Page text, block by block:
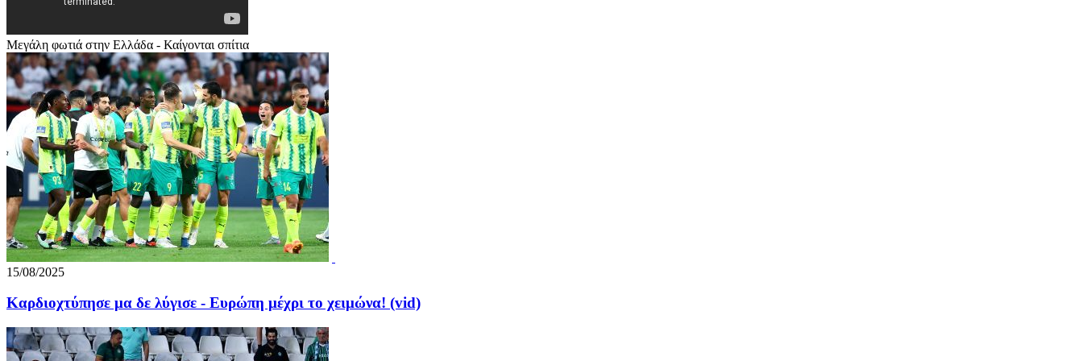
Μεγάλη φωτιά στην Ελλάδα - Καίγονται σπίτια
15/08/2025
Καρδιοχτύπησε μα δε λύγισε - Ευρώπη μέχρι το χειμώνα! (vid)